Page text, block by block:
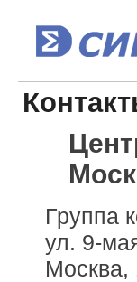
Группа
ул. 9-
Москва,